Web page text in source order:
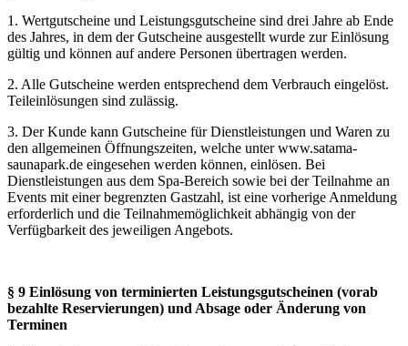
1. Wertgutscheine und Leistungsgutscheine sind drei Jahre ab Ende
des Jahres, in dem der Gutscheine ausgestellt wurde zur Einlösung
gültig und können auf andere Personen übertragen werden.
2. Alle Gutscheine werden entsprechend dem Verbrauch eingelöst.
Teileinlösungen sind zulässig.
3. Der Kunde kann Gutscheine für Dienstleistungen und Waren zu
den allgemeinen Öffnungszeiten, welche unter www.satama-
saunapark.de eingesehen werden können, einlösen. Bei
Dienstleistungen aus dem Spa-Bereich sowie bei der Teilnahme an
Events mit einer begrenzten Gastzahl, ist eine vorherige Anmeldung
erforderlich und die Teilnahmemöglichkeit abhängig von der
Verfügbarkeit des jeweiligen Angebots.
§ 9 Einlösung von terminierten Leistungsgutscheinen (vorab
bezahlte Reservierungen) und Absage oder Änderung von
Terminen